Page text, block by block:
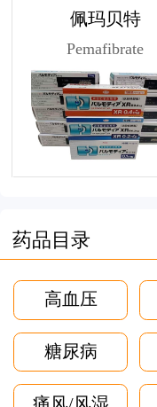
佩玛贝特
Pemafibrate
药品目录
高血压
糖尿病